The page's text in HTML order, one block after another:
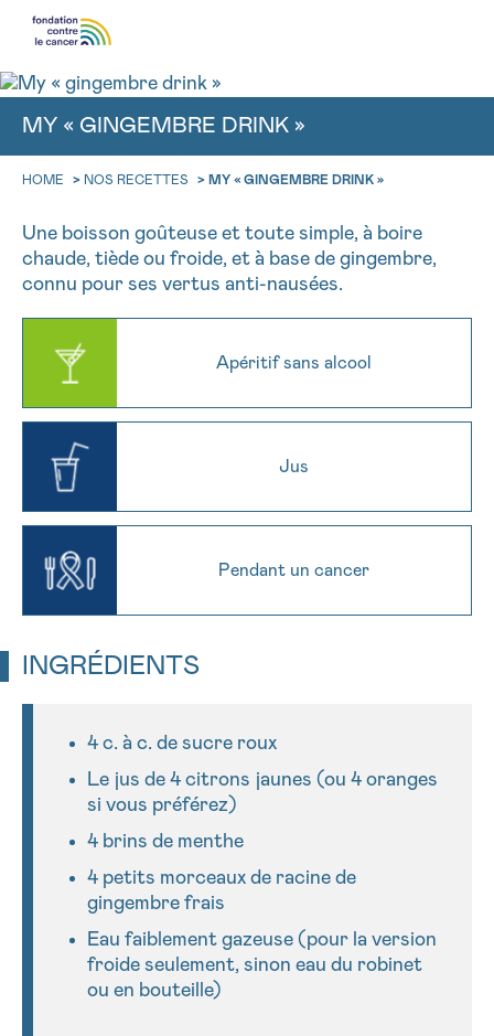
MY « GINGEMBRE DRINK »
HOME > NOS RECETTES > MY « GINGEMBRE DRINK »
Une boisson goûteuse et toute simple, à boire
chaude, tiède ou froide, et à base de gingembre,
connu pour ses vertus anti-nausées.
Apéritif sans alcool
Jus
Pendant un cancer
INGRÉDIENTS
4 c. à c. de sucre roux
Le jus de 4 citrons jaunes (ou 4 oranges
si vous préférez)
4 brins de menthe
4 petits morceaux de racine de
gingembre frais
Eau faiblement gazeuse (pour la version
froide seulement, sinon eau du robinet
ou en bouteille)
E-MAIL
NOM
FACE AU CANCER VOUS N’ÊTES PAS
Des professionnels pour répondre à toutes vos questions
Par téléphone
Via le formulaire de contact
aucun diagnostic
VOTRE QUESTION
Je souhaite recevoir la Newsletter
J’accepte lesconditions d’utilisations
*CHAMP OBLIGATOIRE
RETOUR
Rendez-vous Question
CHOISISSEZ L’HEURE DU RENDEZ-VOUS
13h-16h
16h-18h
Suivant